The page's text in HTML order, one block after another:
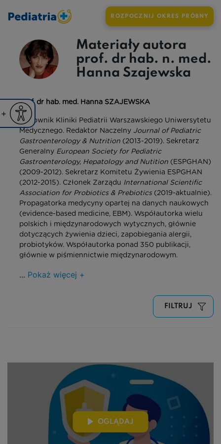
czcionkę
czcionka
Powiększ czcionkę
ROZPOCZNIJ OKRES PRÓBNY
Materiały autora
prof. dr hab. n. med.
Hanna Szajewska
Prof. dr hab. med. Hanna SZAJEWSKA
Kierownik Kliniki Pediatrii Warszawskiego Uniwersytetu
Medycznego. Redaktor Naczelny Journal of Pediatric
Gastroenterology & Nutrition (2013-2019). Sekretarz
Generalny European Society for Pediatric
Gastroenterology, Hepatology and Nutition (ESPGHAN)
(2009-2012). Sekretarz Komitetu Żywienia ESPGHAN
(2012-2015). Członek Zarządu InternationalScientific
Association for Probiotics & Prebiotics (2019-aktualnie).
Propagatorka medycyny opartej na danych naukowych
(evidence-based medicine, EBM). Współautorka wielu
polskich i międzynarodowych wytycznych, głównie
dotyczących żywienia dzieci, zapobiegania alergii,
probiotyków. Współautorka ponad 350 publikacji,
głównie w piśmiennictwie międzynarodowym.
... Pokaż więcej +
FILTRUJ
OGLĄDAJ